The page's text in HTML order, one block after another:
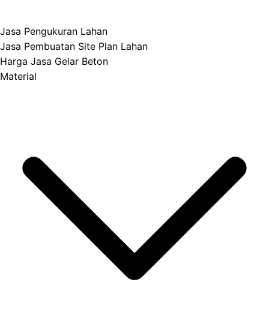
Jasa Pengukuran Lahan
Jasa Pembuatan Site Plan Lahan
Harga Jasa Gelar Beton
Material